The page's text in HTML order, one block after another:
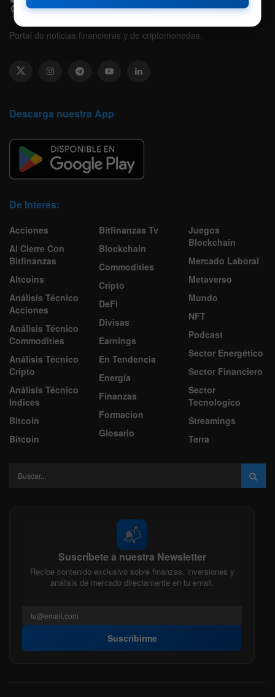
Portal de noticias financieras y de criptomonedas.
Descarga nuestra App
De Interes:
Acciones
Al Cierre Con
Bitfinanzas
Altcoins
Análisis Técnico
Acciones
Análisis Técnico
Commodities
Análisis Técnico
Cripto
Análisis Técnico
Indices
Bitcoin
Bitcoin
Bitfinanzas Tv
Blockchain
Commodities
Cripto
DeFi
Divisas
Earnings
En Tendencia
Energía
Finanzas
Formacion
Glosario
Juegos
Blockchain
Mercado Laboral
Metaverso
Mundo
NFT
Podcast
Sector Energético
Sector Financiero
Sector
Tecnologico
Streamings
Terra
📬
Suscríbete a nuestra Newsletter
Recibe contenido exclusivo sobre finanzas, inversiones y
análisis de mercado directamente en tu email.
Suscribirme